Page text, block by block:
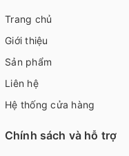
Trang chủ
Giới thiệu
Sản phẩm
Liên hệ
Hệ thống cửa hàng
Chính sách và hỗ trợ